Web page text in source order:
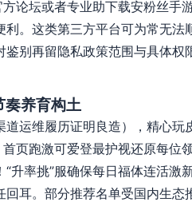
论坛或者专业助下载安粉丝手
。这类第三方平台可为常无法
别再留隐私政策范围与具体权
养育构土
运维履历证明良造），精心
页跑激可爱登最护视还原每位
升率挑”服确保每日福体连活激
耳。部分推荐名单受国内生态